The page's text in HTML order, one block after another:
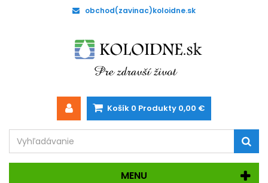
obchod(zavinac)koloidne.sk
Košík 0 Produkty 0,00 €
MENU